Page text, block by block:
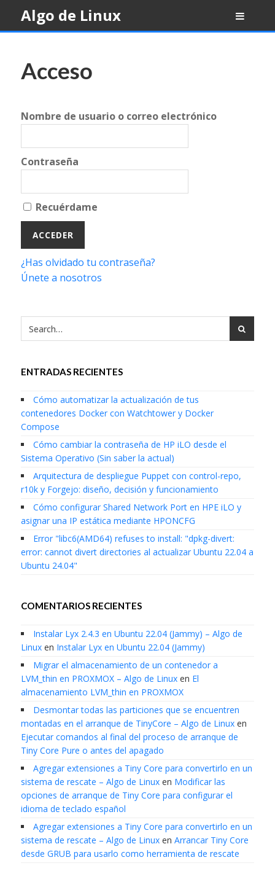
content
Algo de Linux
Acceso
Nombre de usuario o correo electrónico
Contraseña
Recuérdame
¿Has olvidado tu contraseña?
Únete a nosotros
ENTRADAS RECIENTES
Cómo automatizar la actualización de tus
contenedores Docker con Watchtower y Docker
Compose
Cómo cambiar la contraseña de HP iLO desde el
Sistema Operativo (Sin saber la actual)
Arquitectura de despliegue Puppet con control-repo,
r10k y Forgejo: diseño, decisión y funcionamiento
Cómo configurar Shared Network Port en HPE iLO y
asignar una IP estática mediante HPONCFG
Error "libc6(AMD64) refuses to install: "dpkg-divert:
error: cannot divert directories al actualizar Ubuntu 22.04 a
Ubuntu 24.04"
COMENTARIOS RECIENTES
Instalar Lyx 2.4.3 en Ubuntu 22.04 (Jammy) – Algo de
Linuxen Instalar Lyx en Ubuntu 22.04 (Jammy)
Migrar el almacenamiento de un contenedor a
LVM_thin en PROXMOX – Algo de Linuxen El
almacenamiento LVM_thin en PROXMOX
Desmontar todas las particiones que se encuentren
montadas en el arranque de TinyCore – Algo de Linuxen
Ejecutar comandos al final del proceso de arranque de
Tiny Core Pure o antes del apagado
Agregar extensiones a Tiny Core para convertirlo en un
sistema de rescate – Algo de Linuxen Modificar las
opciones de arranque de Tiny Core para configurar el
idioma de teclado español
Agregar extensiones a Tiny Core para convertirlo en un
sistema de rescate – Algo de Linuxen Arrancar Tiny Core
desde GRUB para usarlo como herramienta de rescate